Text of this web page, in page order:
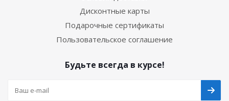
Дисконтные карты
Подарочные сертификаты
Пользовательское соглашение
Будьте всегда в курсе!